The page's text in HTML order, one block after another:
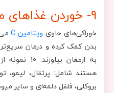
9- خوردن غذاهای مقوی
خوراکی‌های حاوی ویتامین C
بدن کمک کرده و درمان سریع‌تر
هستند شامل: پرتقال، لیمو،
بروکلی، فلفل دلمه‌ای و سایر